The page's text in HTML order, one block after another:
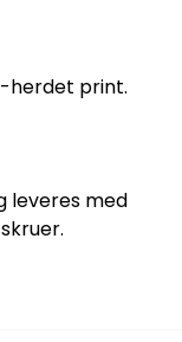
herdet print.
leveres med